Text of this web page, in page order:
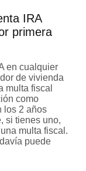
IRA
primera
en cualquier
de vivienda
multa fiscal
como
los 2 años
si tienes uno,
multa fiscal.
puede